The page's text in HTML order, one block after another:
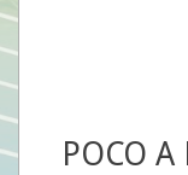
POCO